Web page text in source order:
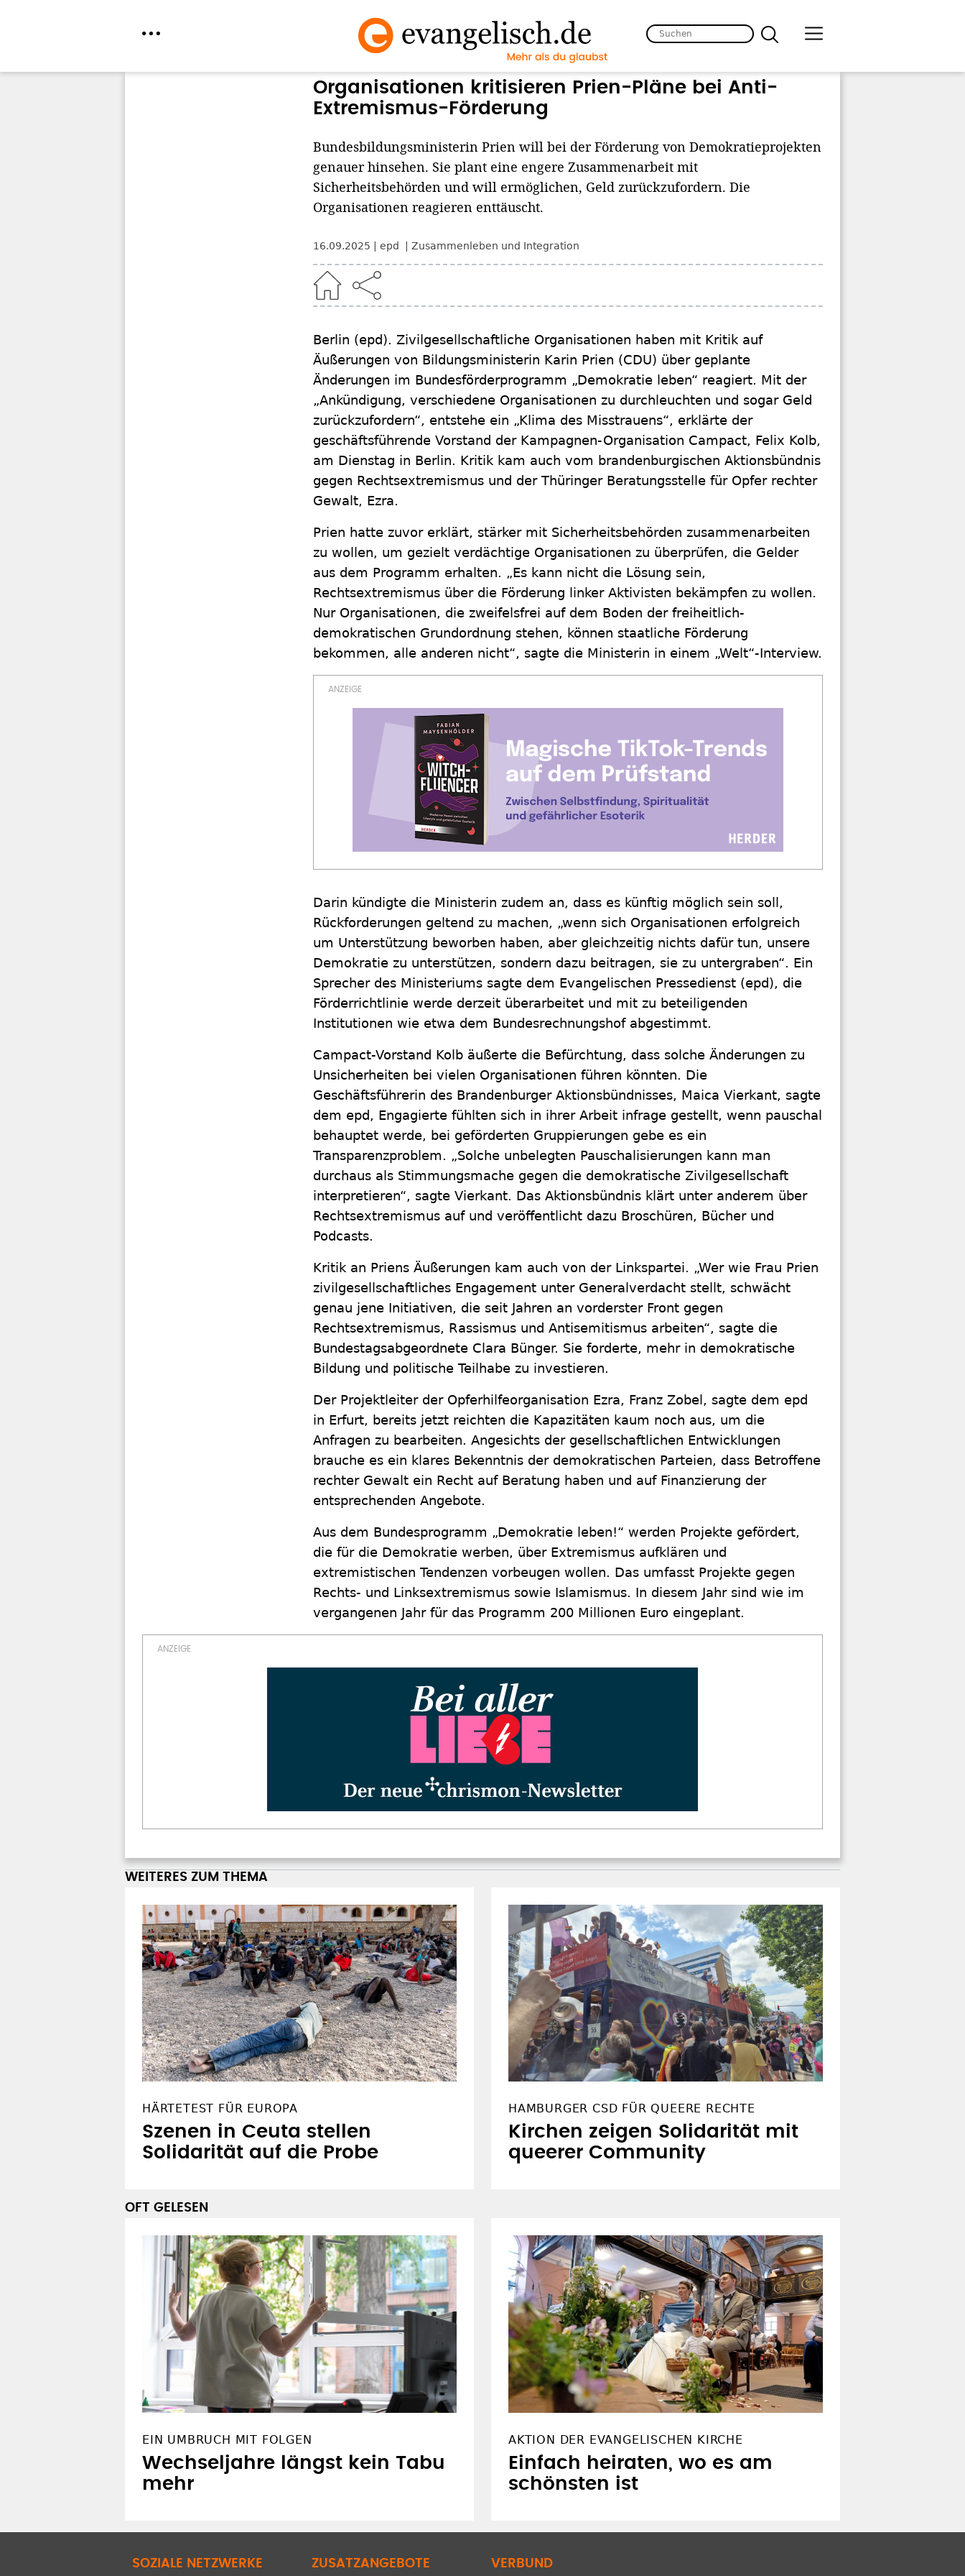
Organisationen kritisieren Prien-Pläne bei Anti-
Extremismus-Förderung
Bundesbildungsministerin Prien will bei der Förderung von Demokratieprojekten
genauer hinsehen. Sie plant eine engere Zusammenarbeit mit
Sicherheitsbehörden und will ermöglichen, Geld zurückzufordern. Die
Organisationen reagieren enttäuscht.
16.09.2025 epd Zusammenleben und Integration
Berlin (epd). Zivilgesellschaftliche Organisationen haben mit Kritik auf
Äußerungen von Bildungsministerin Karin Prien (CDU) über geplante
Änderungen im Bundesförderprogramm „Demokratie leben“ reagiert. Mit der
„Ankündigung, verschiedene Organisationen zu durchleuchten und sogar Geld
zurückzufordern“, entstehe ein „Klima des Misstrauens“, erklärte der
geschäftsführende Vorstand der Kampagnen-Organisation Campact, Felix Kolb,
am Dienstag in Berlin. Kritik kam auch vom brandenburgischen Aktionsbündnis
gegen Rechtsextremismus und der Thüringer Beratungsstelle für Opfer rechter
Gewalt, Ezra.
Prien hatte zuvor erklärt, stärker mit Sicherheitsbehörden zusammenarbeiten
zu wollen, um gezielt verdächtige Organisationen zu überprüfen, die Gelder
aus dem Programm erhalten. „Es kann nicht die Lösung sein,
Rechtsextremismus über die Förderung linker Aktivisten bekämpfen zu wollen.
Nur Organisationen, die zweifelsfrei auf dem Boden der freiheitlich-
demokratischen Grundordnung stehen, können staatliche Förderung
bekommen, alle anderen nicht“, sagte die Ministerin in einem „Welt“-Interview.
Darin kündigte die Ministerin zudem an, dass es künftig möglich sein soll,
Rückforderungen geltend zu machen, „wenn sich Organisationen erfolgreich
um Unterstützung beworben haben, aber gleichzeitig nichts dafür tun, unsere
Demokratie zu unterstützen, sondern dazu beitragen, sie zu untergraben“. Ein
Sprecher des Ministeriums sagte dem Evangelischen Pressedienst (epd), die
Förderrichtlinie werde derzeit überarbeitet und mit zu beteiligenden
Institutionen wie etwa dem Bundesrechnungshof abgestimmt.
Campact-Vorstand Kolb äußerte die Befürchtung, dass solche Änderungen zu
Unsicherheiten bei vielen Organisationen führen könnten. Die
Geschäftsführerin des Brandenburger Aktionsbündnisses, Maica Vierkant, sagte
dem epd, Engagierte fühlten sich in ihrer Arbeit infrage gestellt, wenn pauschal
behauptet werde, bei geförderten Gruppierungen gebe es ein
Transparenzproblem. „Solche unbelegten Pauschalisierungen kann man
durchaus als Stimmungsmache gegen die demokratische Zivilgesellschaft
interpretieren“, sagte Vierkant. Das Aktionsbündnis klärt unter anderem über
Rechtsextremismus auf und veröffentlicht dazu Broschüren, Bücher und
Podcasts.
Kritik an Priens Äußerungen kam auch von der Linkspartei. „Wer wie Frau Prien
zivilgesellschaftliches Engagement unter Generalverdacht stellt, schwächt
genau jene Initiativen, die seit Jahren an vorderster Front gegen
Rechtsextremismus, Rassismus und Antisemitismus arbeiten“, sagte die
Bundestagsabgeordnete Clara Bünger. Sie forderte, mehr in demokratische
Bildung und politische Teilhabe zu investieren.
Der Projektleiter der Opferhilfeorganisation Ezra, Franz Zobel, sagte dem epd
in Erfurt, bereits jetzt reichten die Kapazitäten kaum noch aus, um die
Anfragen zu bearbeiten. Angesichts der gesellschaftlichen Entwicklungen
brauche es ein klares Bekenntnis der demokratischen Parteien, dass Betroffene
rechter Gewalt ein Recht auf Beratung haben und auf Finanzierung der
entsprechenden Angebote.
Aus dem Bundesprogramm „Demokratie leben!“ werden Projekte gefördert,
die für die Demokratie werben, über Extremismus aufklären und
extremistischen Tendenzen vorbeugen wollen. Das umfasst Projekte gegen
Rechts- und Linksextremismus sowie Islamismus. In diesem Jahr sind wie im
vergangenen Jahr für das Programm 200 Millionen Euro eingeplant.
WEITERES ZUM THEMA
HÄRTETEST FÜR EUROPA
Szenen in Ceuta stellen
Solidarität auf die Probe
HAMBURGER CSD FÜR QUEERE RECHTE
Kirchen zeigen Solidarität mit
queerer Community
OFT GELESEN
EIN UMBRUCH MIT FOLGEN
Wechseljahre längst kein Tabu
mehr
AKTION DER EVANGELISCHEN KIRCHE
Einfach heiraten, wo es am
schönsten ist
SOZIALE NETZWERKE ZUSATZANGEBOTE VERBUND